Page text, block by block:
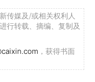
传媒及/或相关权利人
行转载、摘编、复制及
，获得书面